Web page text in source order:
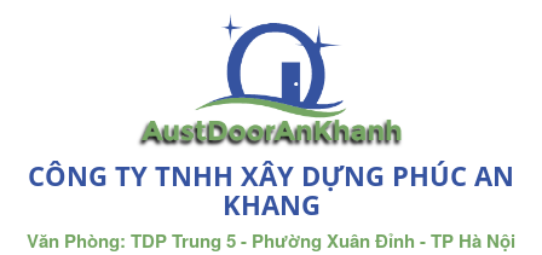
CÔNG TY TNHH XÂY DỰNG PHÚC AN
KHANG
Văn Phòng: TDP Trung 5 - Phường Xuân Đỉnh - TP Hà Nội